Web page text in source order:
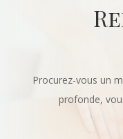
Procurez-vous un
profonde,